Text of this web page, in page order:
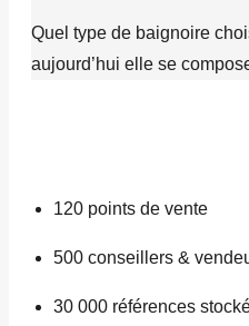
Quel type de baignoire
aujourd’hui elle se
120 points de vente
500 conseillers &
30 000 références